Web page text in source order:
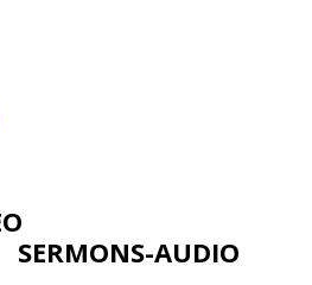
SERMONS-AUDIO